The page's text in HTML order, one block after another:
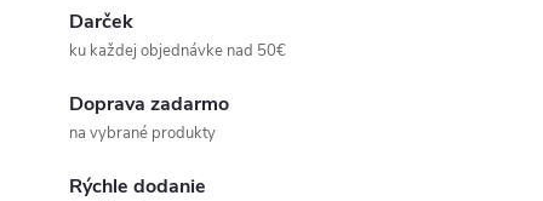
Darček
ku každej objednávke nad 50€
Doprava zadarmo
na vybrané produkty
Rýchle dodanie